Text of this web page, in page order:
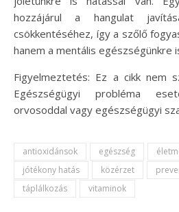
hozzájárul a hangulat
csökkentéséhez, így a szőlő
hanem a mentális egészségünkre
Figyelmeztetés: Ez a cikk nem
Egészségügyi probléma
orvosoddal vagy egészségügyi
antioxidánsok egészség
jótékony hatás
közérzet
táplálkozás
vitaminok